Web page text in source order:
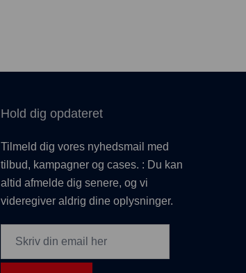
Hold dig opdateret
Tilmeld dig vores nyhedsmail med
tilbud, kampagner og cases. : Du kan
altid afmelde dig senere, og vi
videregiver aldrig dine oplysninger.